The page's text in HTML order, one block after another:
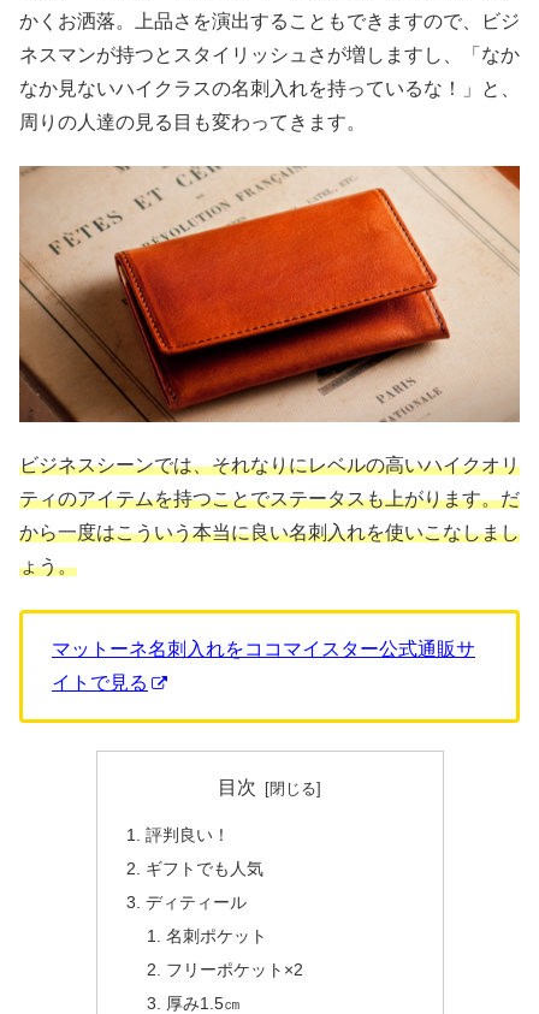
かくお洒落。上品さを演出することもできますので、ビジ
ネスマンが持つとスタイリッシュさが増しますし、「なか
なか見ないハイクラスの名刺入れを持っているな！」と、
周りの人達の見る目も変わってきます。
ビジネスシーンでは、それなりにレベルの高いハイクオリ
ティのアイテムを持つことでステータスも上がります。だ
から一度はこういう本当に良い名刺入れを使いこなしまし
ょう。
マットーネ名刺入れをココマイスター公式通販サ
イトで見る
目次
評判良い！
ギフトでも人気
ディティール
名刺ポケット
フリーポケット×2
厚み1.5㎝